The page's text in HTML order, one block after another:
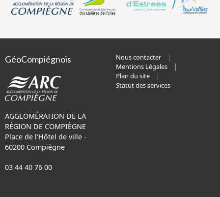
GéoCompiégnois
AGGLOMÉRATION DE LA
RÉGION DE COMPIÈGNE
Place de l'Hôtel de ville -
60200 Compiègne
03 44 40 76 00
Nous contacter
Mentions Légales
Plan du site
Statut des services